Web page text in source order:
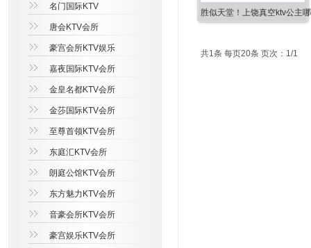
胜似天堂！上饶真空ktv公主
共1条 每页20条 页次：1/1
名门国际KTV
唐会KTV会所
豪宫会所KTV娱乐
嘉夜国际KTV会所
金皇名都KTV会所
金莎国际KTV会所
至尊首领KTV会所
东庭汇KTV会所
朗庭公馆KTV会所
东方魅力KTV会所
音豪会所KTV会所
豪宫娱乐KTV会所